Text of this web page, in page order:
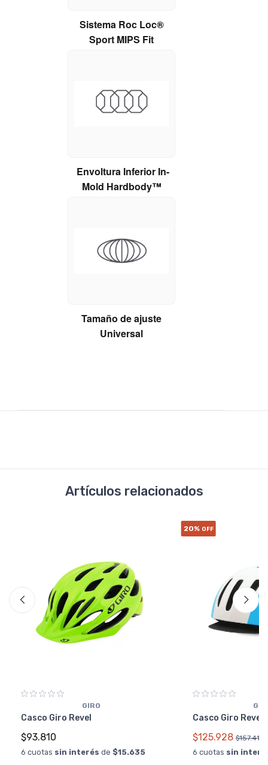
Sistema Roc Loc®
Sport MIPS Fit
Envoltura Inferior In-
Mold Hardbody™
Tamaño de ajuste
Universal
Artículos relacionados
GIRO
Casco Giro Revel
$93.810
6 cuotas sin interés de $15.635
20% OFF
Casco Giro
$125.928 $157.410
6 cuotas sin